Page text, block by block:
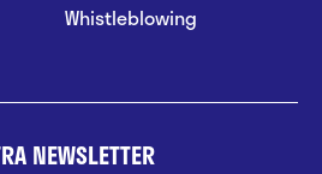
Whistleblowing
NEWSLETTER